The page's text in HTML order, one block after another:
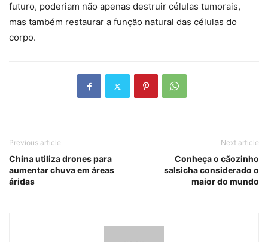
futuro, poderiam não apenas destruir células tumorais,
mas também restaurar a função natural das células do
corpo.
Previous article
China utiliza drones para
aumentar chuva em áreas
áridas
Next article
Conheça o cãozinho
salsicha considerado o
maior do mundo